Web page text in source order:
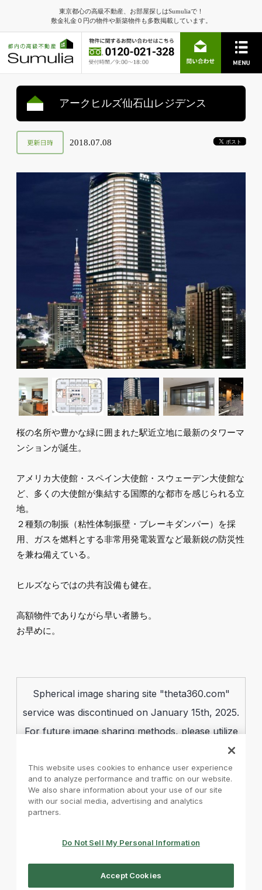
東京都心の高級不動産、お部屋探しはSumuliaで！
敷金礼金０円の物件や新築物件も多数掲載しています。
アークヒルズ仙石山レジデンス
2018.07.08
桜の名所や豊かな緑に囲まれた駅近立地に最新のタワーマ
ンションが誕生。
アメリカ大使館・スペイン大使館・スウェーデン大使館な
ど、多くの大使館が集結する国際的な都市を感じられる立
地。
２種類の制振（粘性体制振壁・ブレーキダンパー）を採
用、ガスを燃料とする非常用発電装置など最新鋭の防災性
を兼ね備えている。
ヒルズならではの共有設備も健在。
高額物件でありながら早い者勝ち。
お早めに。